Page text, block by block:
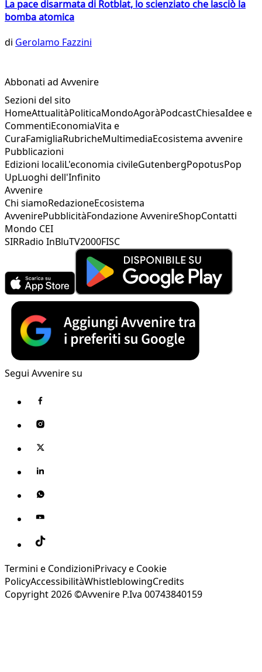
La pace disarmata di Rotblat, lo scienziato che lasciò la
bomba atomica
di Gerolamo Fazzini
Abbonati ad Avvenire
Sezioni del sito
HomeAttualitàPoliticaMondoAgoràPodcastChiesaIdee e
CommentiEconomiaVita e
CuraFamigliaRubricheMultimediaEcosistema avvenire
Pubblicazioni
Edizioni localiL'economia civileGutenbergPopotusPop
UpLuoghi dell'Infinito
Avvenire
Chi siamoRedazioneEcosistema
AvvenirePubblicitàFondazione AvvenireShopContatti
Mondo CEI
SIRRadio InBluTV2000FISC
Segui Avvenire su
Termini e CondizioniPrivacy e Cookie
PolicyAccessibilitàWhistleblowingCredits
Copyright 2026 ©Avvenire P.Iva 00743840159